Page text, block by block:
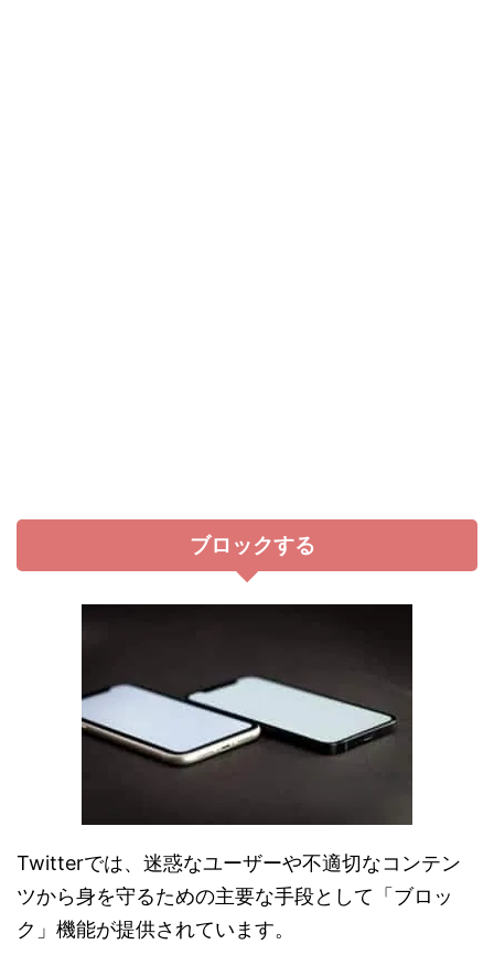
ブロックする
Twitterでは、迷惑なユーザーや不適切なコンテン
ツから身を守るための主要な手段として「ブロッ
ク」機能が提供されています。